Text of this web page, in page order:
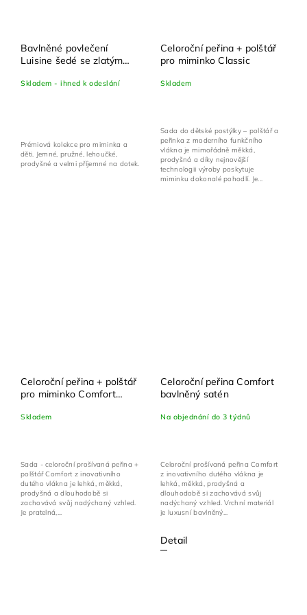
Bavlněné povlečení
Luisine šedé se zlatým
cm + 40x60 cm
Skladem - ihned k odeslání
Prémiová kolekce pro miminka a
děti. Jemné, pružné, lehoučké,
prodyšné a velmi příjemné na dotek.
Celoroční peřina + polštář
pro miminko Classic
Skladem
Sada do dětské postýlky – polštář a
peřinka z moderního funkčního
vlákna je mimořádně měkká,
prodyšná a díky nejnovější
technologii výroby poskytuje
miminku dokonalé pohodlí. Je...
Celoroční peřina + polštář
pro miminko Comfort
cm + 40x60 cm
Skladem
Sada - celoroční prošívaná peřina +
polštář Comfort z inovativního
dutého vlákna je lehká, měkká,
prodyšná a dlouhodobě si
zachovává svůj nadýchaný vzhled.
Je pratelná,...
Celoroční peřina Comfort
bavlněný satén
Na objednání do 3 týdnů
Detail
Celoroční prošívaná peřina Comfort
z inovativního dutého vlákna je
lehká, měkká, prodyšná a
dlouhodobě si zachovává svůj
nadýchaný vzhled. Vrchní materiál
je luxusní bavlněný...